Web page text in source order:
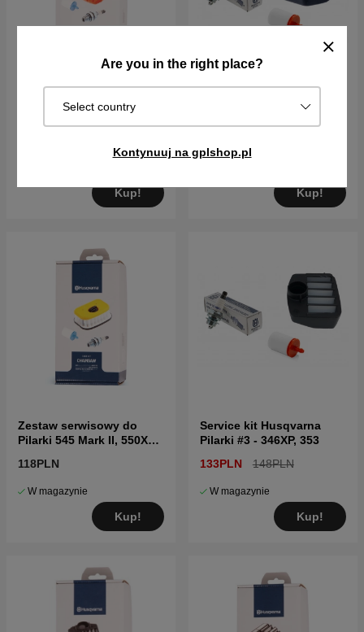
Are you in the right place?
Select country
Kontynuuj na gplshop.pl
Zestaw serwisowy do
Pilarki 555, 556, 560XP (G)
Gen 1
Kup!
Service kit Husqvarna
Kup!
Zestaw serwisowy do
Pilarki 545 Mark II, 550XP
562XP Mark II
118PLN
W magazynie
Kup!
Service kit Husqvarna
Pilarki #3 - 346XP, 353
133PLN
148PLN
W magazynie
Kup!